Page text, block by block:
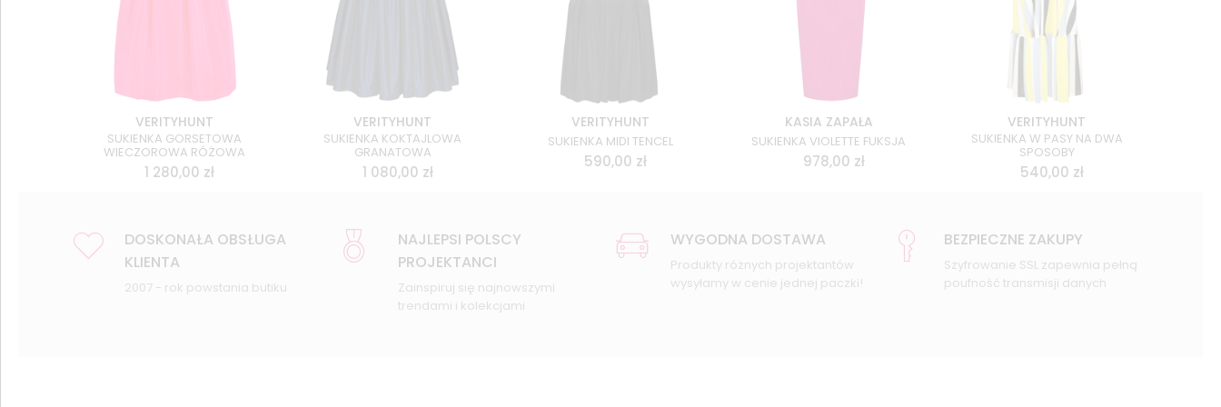
VERITYHUNT
SUKIENKA GORSETOWA
WIECZOROWA RÓŻOWA
1 280,00 zł
VERITYHUNT
SUKIENKA KOKTAJLOWA
GRANATOWA
1 080,00 zł
VERITYHUNT
SUKIENKA MIDI TENCEL
590,00 zł
KASIA ZAPAŁA
SUKIENKA VIOLETTE FUKSJA
978,00 zł
VERITYHUNT
SUKIENKA W PASY NA DWA
SPOSOBY
540,00 zł
DOSKONAŁA OBSŁUGA
KLIENTA
2007 - rok powstania butiku
NAJLEPSI POLSCY
PROJEKTANCI
Zainspiruj się najnowszymi
trendami i kolekcjami
WYGODNA DOSTAWA
Produkty różnych projektantów
wysyłamy w cenie jednej paczki!
BEZPIECZNE ZAKUPY
Szyfrowanie SSL zapewnia pełną
poufność transmisji danych